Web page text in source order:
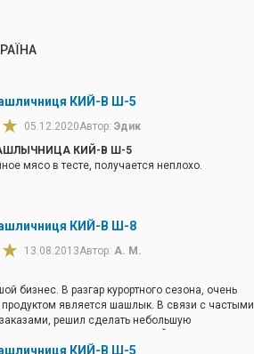
КИЙ-В Ш-5
05.12.2020Автор: Эдик
КИЙ-В Ш-5
мясо в тесте, получается неплохо.
КИЙ-В Ш-8
13.08.2013Автор: А. М.
бизнес. В разгар курортного сезона, очень
является шашлык. В связи с частыми
решил сделать небольшую
вроде не хлипкая) и работой.
КИЙ-В Ш-5